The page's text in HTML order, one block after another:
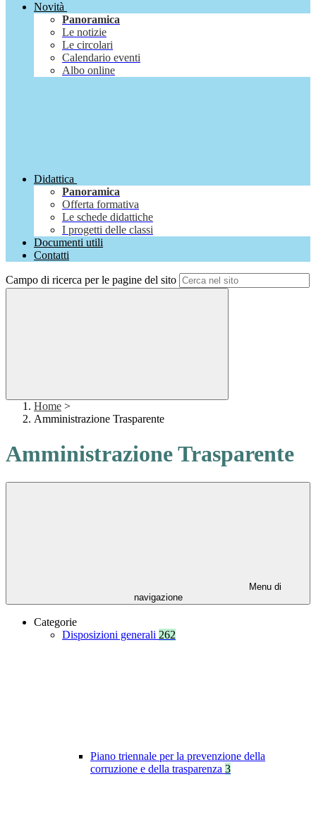
Novità
Panoramica
Le notizie
Le circolari
Calendario eventi
Albo online
Didattica
Panoramica
Offerta formativa
Le schede didattiche
I progetti delle classi
Documenti utili
Contatti
Campo di ricerca per le pagine del sito
Home >
Amministrazione Trasparente
Amministrazione Trasparente
Menu di
navigazione
Categorie
Disposizioni generali 262
Piano triennale per la prevenzione della
corruzione e della trasparenza 3